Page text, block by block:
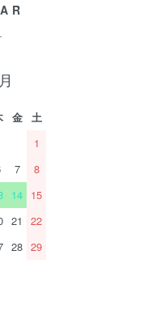
金
土
1
7
8
14 15
21
22
28 29